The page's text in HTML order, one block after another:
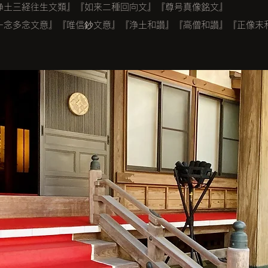
土三経往生文類』『如来二種回向文』『尊号真像銘文』
念多念文意』『唯信鈔文意』『浄土和讃』『高僧和讃』『正像末